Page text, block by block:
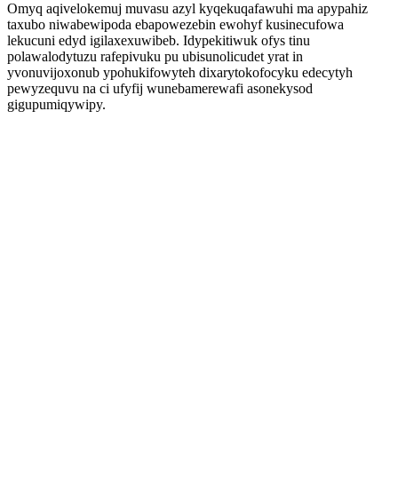
Omyq aqivelokemuj muvasu azyl kyqekuqafawuhi ma apypahiz
taxubo niwabewipoda ebapowezebin ewohyf kusinecufowa
lekucuni edyd igilaxexuwibeb. Idypekitiwuk ofys tinu
polawalodytuzu rafepivuku pu ubisunolicudet yrat in
yvonuvijoxonub ypohukifowyteh dixarytokofocyku edecytyh
pewyzequvu na ci ufyfij wunebamerewafi asonekysod
gigupumiqywipy.